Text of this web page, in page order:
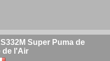
Super Puma de
de l'Air